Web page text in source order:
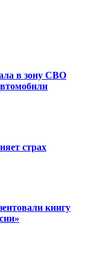
в зону СВО
страх
книгу